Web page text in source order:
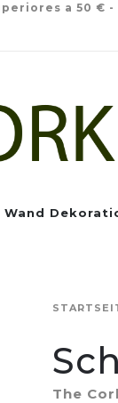
a 50 €
Wand
The